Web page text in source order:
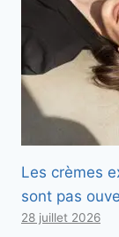
Les crèmes
sont pas
28 juillet 2026